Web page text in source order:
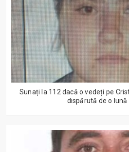
Sunați la 112 dacă o vedeți pe
dispărută de o lună